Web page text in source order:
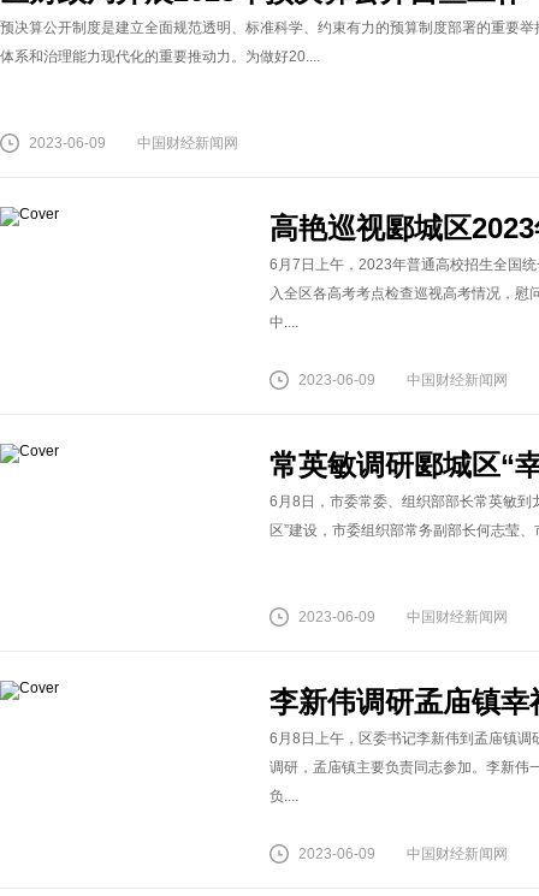
预决算公开制度是建立全面规范透明、标准科学、约束有力的预算制度部署的重要
体系和治理能力现代化的重要推动力。为做好20....
2023-06-09 中国财经新闻网
高艳巡视郾城区
6月7日上午，2023年普通高校招生全国
入全区各高考考点检查巡视高考情况，
中....
2023-06-09 中国财经新闻网
常英敏调研郾城区“
6月8日，市委常委、组织部部长常英敏到
区”建设，市委组织部常务副部长何志莹
2023-06-09 中国财经新闻网
李新伟调研孟庙镇幸
6月8日上午，区委书记李新伟到孟庙镇
调研，孟庙镇主要负责同志参加。李新伟
负....
2023-06-09 中国财经新闻网